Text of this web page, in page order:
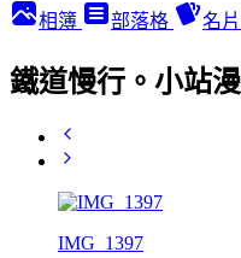
相簿 部落格 名片
鐵道慢行。小站
IMG_1397